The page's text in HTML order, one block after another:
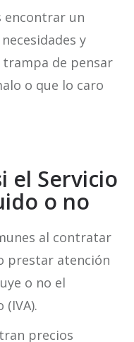
encontrar un
y
de pensar
o que lo caro
el Servicio
o no
al contratar
prestar atención
o no el
precios